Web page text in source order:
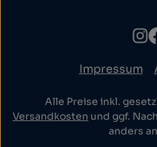
Impressum
Alle Preise inkl.
Versandkosten und ggf.
anders